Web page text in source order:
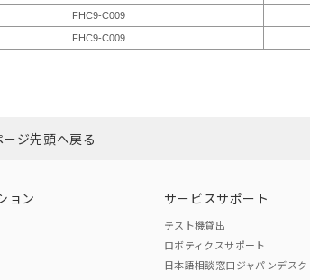
FHC9-C009
FHC9-C009
ージ先頭へ戻る
ョン サービスサポート
テスト機貸出
ロボティクスサポート
日本語相談窓口ジャパンデスク